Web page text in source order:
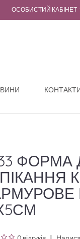
ОСОБИСТИЙ КАБІНЕТ
ФОРМА